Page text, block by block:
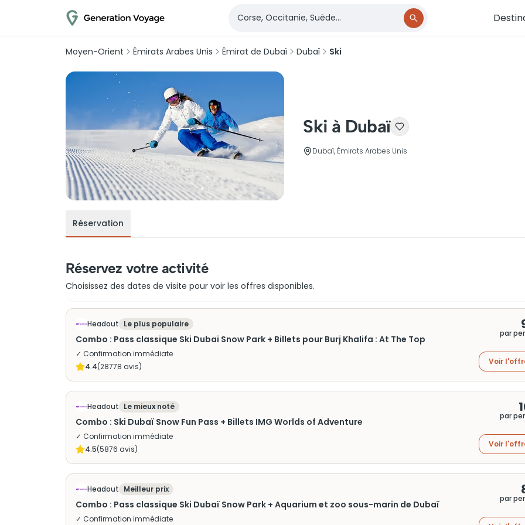
Moyen-Orient Émirats Arabes Unis Émirat de Dubaï Dubaï Ski
Ski à Dubaï
Dubaï, Émirats Arabes Unis
Réservation
Réservez votre activité
Choisissez des dates de visite pour voir les offres disponibles.
Headout Le plus populaire
Combo : Pass classique Ski Dubai Snow Park + Billets pour Burj Khalifa : At The Top
✓ Confirmation immédiate
4.4(28778 avis)
par
Voir
Headout Le mieux noté
Combo : Ski Dubaï Snow Fun Pass + Billets IMG Worlds of Adventure
✓ Confirmation immédiate
4.5(5876 avis)
par
Voir
Headout Meilleur prix
Combo : Pass classique Ski Dubaï Snow Park + Aquarium et zoo sous-marin de Dubaï
✓ Confirmation immédiate
par